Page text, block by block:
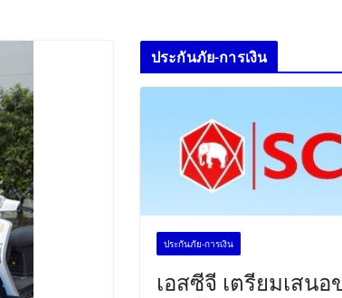
ประกันภัย-การเงิน
ประกันภัย-การเงิน
เอสซีจี เตรียมเสน